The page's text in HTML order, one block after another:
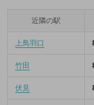
近隣の駅
上鳥羽口
竹田
伏見